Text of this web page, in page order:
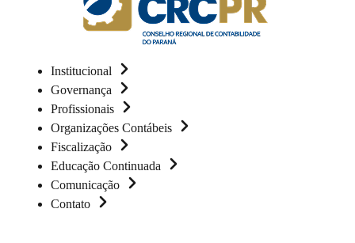
Institucional
Governança
Profissionais
Organizações Contábeis
Fiscalização
Educação Continuada
Comunicação
Contato